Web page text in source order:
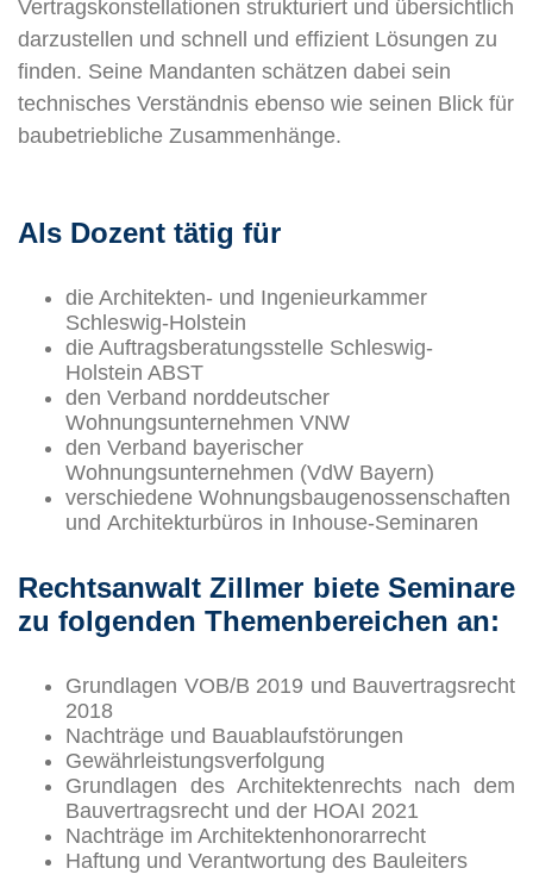
Vertragskonstellationen strukturiert und übersichtlich
darzustellen und schnell und effizient Lösungen zu
finden. Seine Mandanten schätzen dabei sein
technisches Verständnis ebenso wie seinen Blick für
baubetriebliche Zusammenhänge.
Als Dozent tätig für
die Architekten- und Ingenieurkammer
Schleswig-Holstein
die Auftragsberatungsstelle Schleswig-
Holstein ABST
den Verband norddeutscher
Wohnungsunternehmen VNW
den Verband bayerischer
Wohnungsunternehmen (VdW Bayern)
verschiedene Wohnungsbaugenossenschaften
und Architekturbüros in Inhouse-Seminaren
Rechtsanwalt Zillmer biete Seminare
zu folgenden Themenbereichen an:
Grundlagen VOB/B 2019 und Bauvertragsrecht
2018
Nachträge und Bauablaufstörungen
Gewährleistungsverfolgung
Grundlagen des Architektenrechts nach dem
Bauvertragsrecht und der HOAI 2021
Nachträge im Architektenhonorarrecht
Haftung und Verantwortung des Bauleiters